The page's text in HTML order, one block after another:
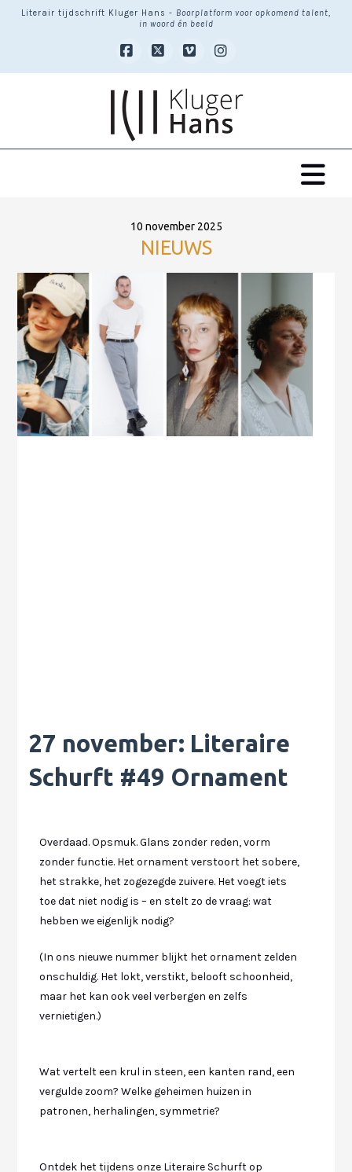
Literair tijdschrift Kluger Hans - Boorplatform voor opkomend talent,
in woord én beeld
Facebook
X VimeoInstagram
10 november 2025
NIEUWS
27 november: Literaire
Schurft #49 Ornament
Overdaad. Opsmuk. Glans zonder reden, vorm
zonder functie. Het ornament verstoort het sobere,
het strakke, het zogezegde zuivere. Het voegt iets
toe dat niet nodig is – en stelt zo de vraag: wat
hebben we eigenlijk nodig?
(In ons nieuwe nummer blijkt het ornament zelden
onschuldig. Het lokt, verstikt, belooft schoonheid,
maar het kan ook veel verbergen en zelfs
vernietigen.)
Wat vertelt een krul in steen, een kanten rand, een
vergulde zoom? Welke geheimen huizen in
patronen, herhalingen, symmetrie?
Ontdek het tijdens onze Literaire Schurft op